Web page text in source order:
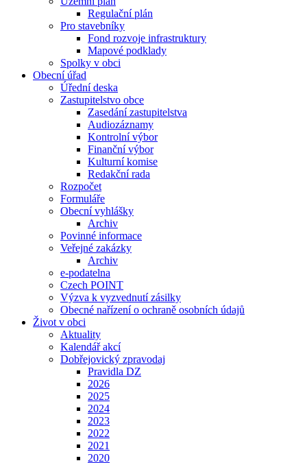
Regulační plán
Pro stavebníky
Fond rozvoje infrastruktury
Mapové podklady
Spolky v obci
Obecní úřad
Úřední deska
Zastupitelstvo obce
Zasedání zastupitelstva
Audiozáznamy
Kontrolní výbor
Finanční výbor
Kulturní komise
Redakční rada
Rozpočet
Formuláře
Obecní vyhlášky
Archiv
Povinné informace
Veřejné zakázky
Archiv
e-podatelna
Czech POINT
Výzva k vyzvednutí zásilky
Obecné nařízení o ochraně osobních údajů
Život v obci
Aktuality
Kalendář akcí
Dobřejovický zpravodaj
Pravidla DZ
2026
2025
2024
2023
2022
2021
2020